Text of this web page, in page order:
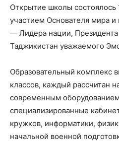
Открытие школы состоялось
участием Основателя мира и
— Лидера нации,
Таджикистан уважаемого
Образовательный комплекс
классов, каждый рассчитан
современным
специализированные
кружков, информатики,
начальной военной